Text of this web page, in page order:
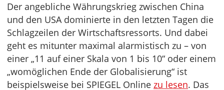
Der angebliche Währungskrieg zwischen China
und den USA dominierte in den letzten Tagen die
Schlagzeilen der Wirtschaftsressorts. Und dabei
geht es mitunter maximal alarmistisch zu – von
einer „11 auf einer Skala von 1 bis 10“ oder einem
„womöglichen Ende der Globalisierung“ ist
beispielsweise bei SPIEGEL Online zu lesen. Das